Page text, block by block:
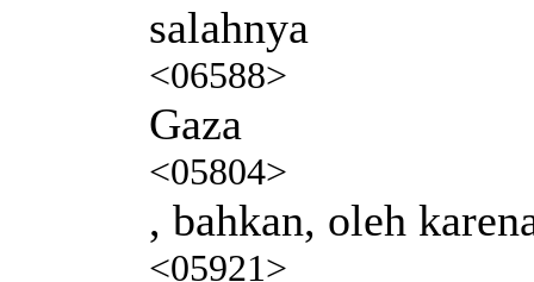
salahnya
<06588>
Gaza
<05804>
, bahkan, oleh
<05921>